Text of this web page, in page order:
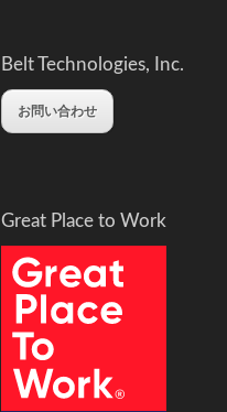
Belt Technologies, Inc.
お問い合わせ
Great Place to Work